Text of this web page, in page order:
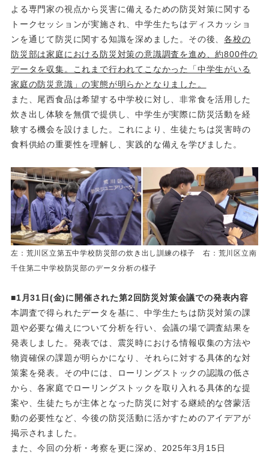
よる専門家の視点から災害に備えるための防災対策に関する
トークセッションが実施され、中学生たちはディスカッショ
ンを通じて防災に関する知識を深めました。その後、各校の
防災部は家庭における防災対策の意識調査を進め、約800件の
データを収集。これまで行われてこなかった「中学生がいる
家庭の防災意識」の実態が明らかとなりました。
また、尾西食品は希望する中学校に対し、非常食を活用した
炊き出し体験を無償で提供し、中学生が実際に防災活動を経
験する機会を設けました。これにより、生徒たちは災害時の
食料供給の重要性を理解し、実践的な備えを学びました。
左：荒川区立第五中学校防災部の炊き出し訓練の様子 右：荒川区立南
千住第二中学校防災部のデータ分析の様子
■1 月31 日 (金)に開催された第2回防災対策会議での発表内容
本調査で得られたデータを基に、中学生たちは防災対策の課
題や必要な備えについて分析を行い、会議の場で調査結果を
発表しました。発表では、震災時における情報収集の方法や
物資確保の課題が明らかになり、それらに対する具体的な対
策案を発表。その中には、ローリングストックの認識の低さ
から、各家庭でローリングストックを取り入れる具体的な提
案や、生徒たちが主体となった防災に対する継続的な啓蒙活
動の必要性など、今後の防災活動に活かすためのアイデアが
掲示されました。
また、今回の分析・考察を更に深め、2025年3月15日